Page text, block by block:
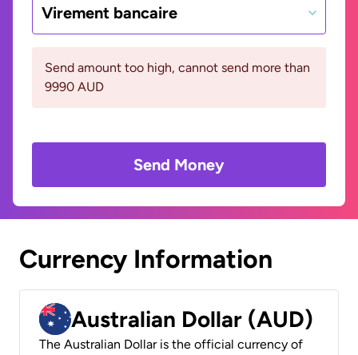
Virement bancaire
Send amount too high, cannot send more than
9990 AUD
Send Money
Currency Information
Australian Dollar (AUD)
The Australian Dollar is the official currency of